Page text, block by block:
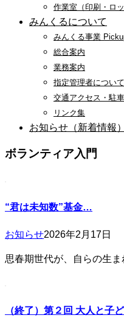
作業室（印刷・ロッ
みんくるについて
みんくる事業
総合案内
業務案内
指定管理者について
交通アクセス・駐
リンク集
お知らせ（新着情報）
ボランティア入門
“君は未知数”基金…
お知らせ2026年2月17日
思春期世代が、自らの生
（終了）第２回 大人と子